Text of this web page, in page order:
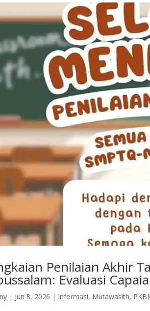
Penilaian Akhir
Evaluasi
| Jun 8, 2026 | Informasi, Mutawasith,